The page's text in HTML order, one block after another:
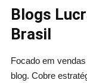
Blogs
Brasil
Focado em
blog. Cobre